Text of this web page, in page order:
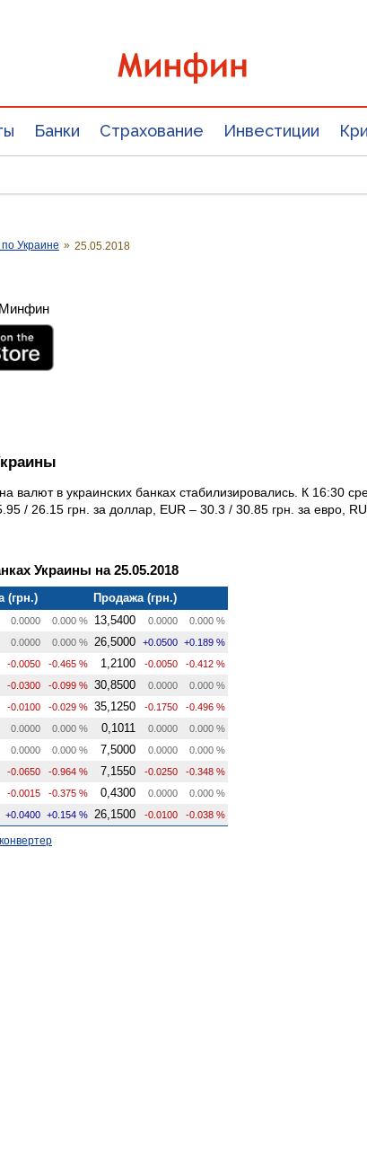
Банки Страхование Инвестиции
Украине » 25.05.2018
Минфин
валют в украинских банках стабилизировались. К 16:30
/ 26.15 грн. за доллар, EUR – 30.3 / 30.85 грн. за евро,
Украины на 25.05.2018
(грн.)
Продажа (грн.)
0.0000 0.000 % 13,5400 0.0000 0.000 %
0.0000 0.000 % 26,5000 +0.0500 +0.189 %
-0.0050 -0.465 % 1,2100 -0.0050 -0.412 %
-0.0300 -0.099 % 30,8500 0.0000 0.000 %
-0.0100 -0.029 % 35,1250 -0.1750 -0.496 %
0.0000 0.000 % 0,1011 0.0000 0.000 %
0.0000 0.000 % 7,5000 0.0000 0.000 %
-0.0650 -0.964 % 7,1550 -0.0250 -0.348 %
-0.0015 -0.375 % 0,4300 0.0000 0.000 %
+0.0400 +0.154 % 26,1500 -0.0100 -0.038 %
конвертер